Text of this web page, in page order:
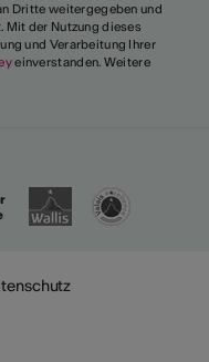
Dritte weitergegeben und
der Nutzung dieses
und Verarbeitung Ihrer
einverstanden. Weitere